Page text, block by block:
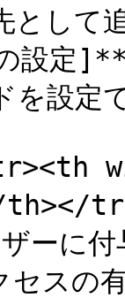
して
設定]**
設定
th></
ーに
スの